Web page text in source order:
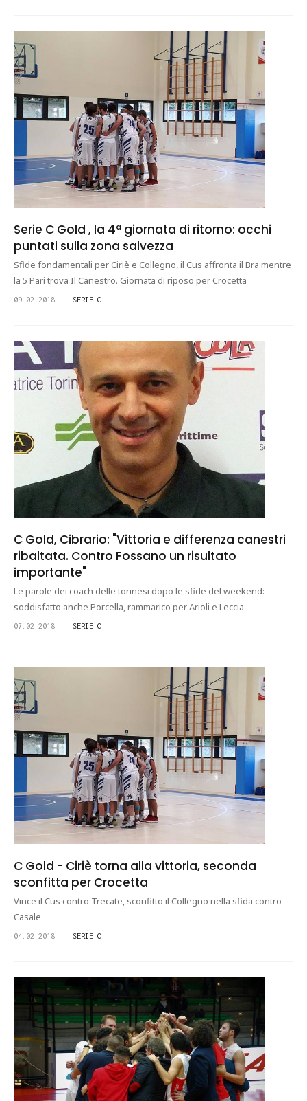
Serie C Gold , la 4ª giornata di ritorno: occhi
puntati sulla zona salvezza
Sfide fondamentali per Ciriè e Collegno, il Cus affronta il Bra mentre
la 5 Pari trova Il Canestro. Giornata di riposo per Crocetta
09.02.2018 SERIE C
C Gold, Cibrario: "Vittoria e differenza canestri
ribaltata. Contro Fossano un risultato
importante"
Le parole dei coach delle torinesi dopo le sfide del weekend:
soddisfatto anche Porcella, rammarico per Arioli e Leccia
07.02.2018 SERIE C
C Gold - Ciriè torna alla vittoria, seconda
sconfitta per Crocetta
Vince il Cus contro Trecate, sconfitto il Collegno nella sfida contro
Casale
04.02.2018 SERIE C